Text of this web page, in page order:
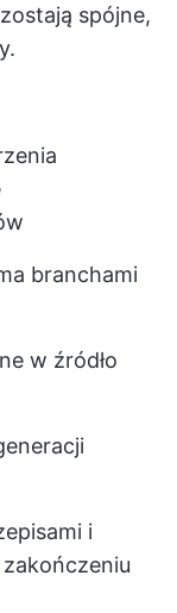
spójne,
branchami
w źródło
i